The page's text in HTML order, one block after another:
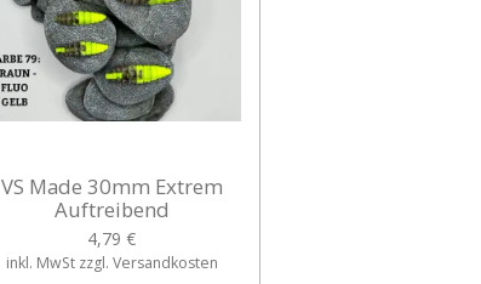
VS Made 30mm Extrem
Auftreibend
4,79 €
inkl. MwSt zzgl. Versandkosten